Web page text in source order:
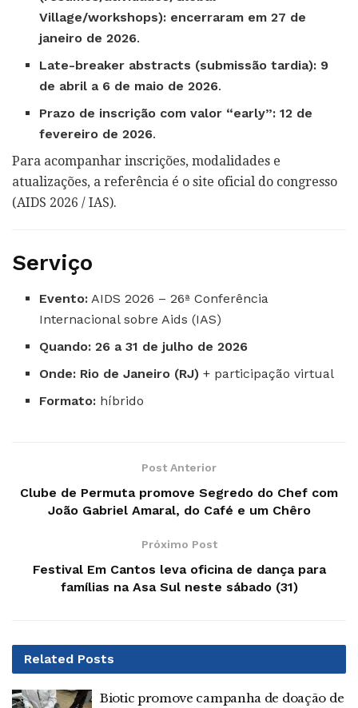
Village/workshops): encerraram em 27 de
janeiro de 2026.
Late-breaker abstracts (submissão tardia): 9
de abril a 6 de maio de 2026.
Prazo de inscrição com valor “early”: 12 de
fevereiro de 2026.
Para acompanhar inscrições, modalidades e
atualizações, a referência é o site oficial do congresso
(AIDS 2026 / IAS).
Serviço
Evento: AIDS 2026 – 26ª Conferência
Internacional sobre Aids (IAS)
Quando: 26 a 31 de julho de 2026
Onde: Rio de Janeiro (RJ) + participação virtual
Formato: híbrido
Post Anterior
Clube de Permuta promove Segredo do Chef com
João Gabriel Amaral, do Café e um Chêro
Próximo Post
Festival Em Cantos leva oficina de dança para
famílias na Asa Sul neste sábado (31)
Related Posts
Biotic promove campanha de doação de